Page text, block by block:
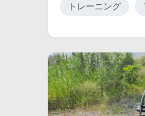
トレーニング